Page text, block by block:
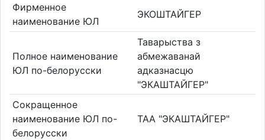
Фирменное
наименование ЮЛ
ЭКОШТАЙГЕР
Полное наименование
ЮЛ по-белорусски
Таварыства з
абмежаванай
адказнасцю
"ЭКАШТАЙГЕР"
Сокращенное
наименование ЮЛ по-
белорусски
ТАА "ЭКАШТАЙГЕР"